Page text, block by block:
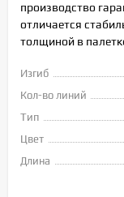
производство
отличается
толщиной в
Изгиб
Кол-во линий
Тип
Цвет
Длина